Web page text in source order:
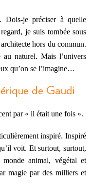
je préciser à quelle
je suis tombée sous
hors du commun.
au naturel. Mais l’univers
qu’on se l’imagine…
de Gaudi
par « il était une fois ».
inspiré. Inspiré
voit. Et surtout, surtout,
animal, végétal et
magie par des milliers et